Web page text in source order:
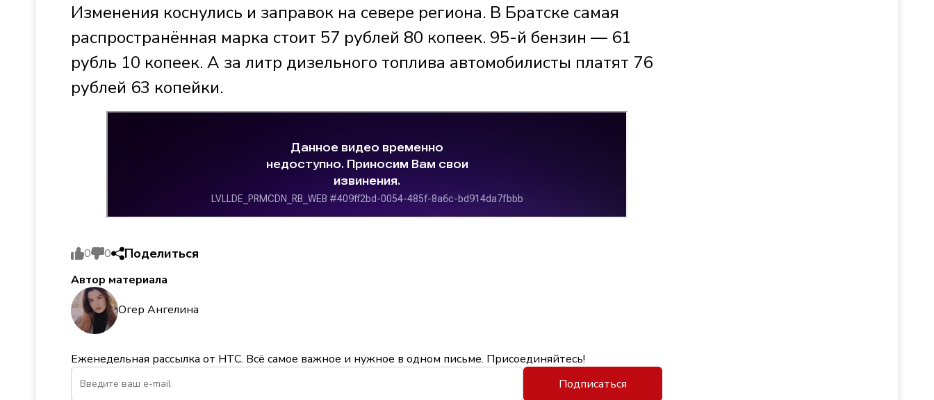
Изменения коснулись и заправок на севере региона. В Братске самая
распространённая марка стоит 57 рублей 80 копеек. 95-й бензин — 61
рубль 10 копеек. А за литр дизельного топлива автомобилисты платят 76
рублей 63 копейки.
0 0 Поделиться
Автор материала
Огер Ангелина
Еженедельная рассылка от НТС. Всё самое важное и нужное в одном письме. Присоединяйтесь!
Подписаться